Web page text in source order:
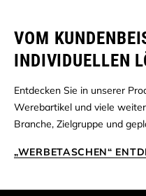
VOM
INDIVIDUELLEN
Entdecken Sie in unserer
Werebartikel und viele
Branche, Zielgruppe und
„WERBETASCHEN“